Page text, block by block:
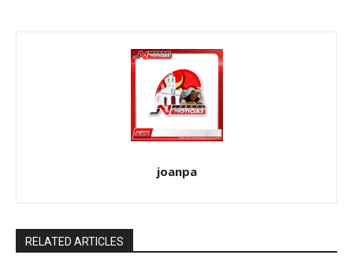
a
s
joanpa
RELATED ARTICLES